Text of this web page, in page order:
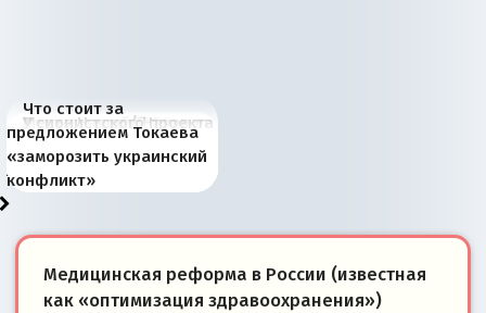
В России назрели
перемены: 15 шагов к
суверенной экономике
Миграционный пожар
Европы
Россия начинает
сбрасывать балласт
Анкориджа
Россия зимой 1904
года: первые уступки во
внутренней политике
Русская нация вчера и
сегодня
Почему правый крах в
Варшаве не поможет её
отношениям с Россией?
Место Науру / Науэро в
современной истории
Южной Осетии
У сионистского проекта
появилось украинское
измерение
Что стоит за
предложением Токаева
«заморозить украинский
конфликт»
Медицинская реформа в России (известная
как «оптимизация здравоохранения»)